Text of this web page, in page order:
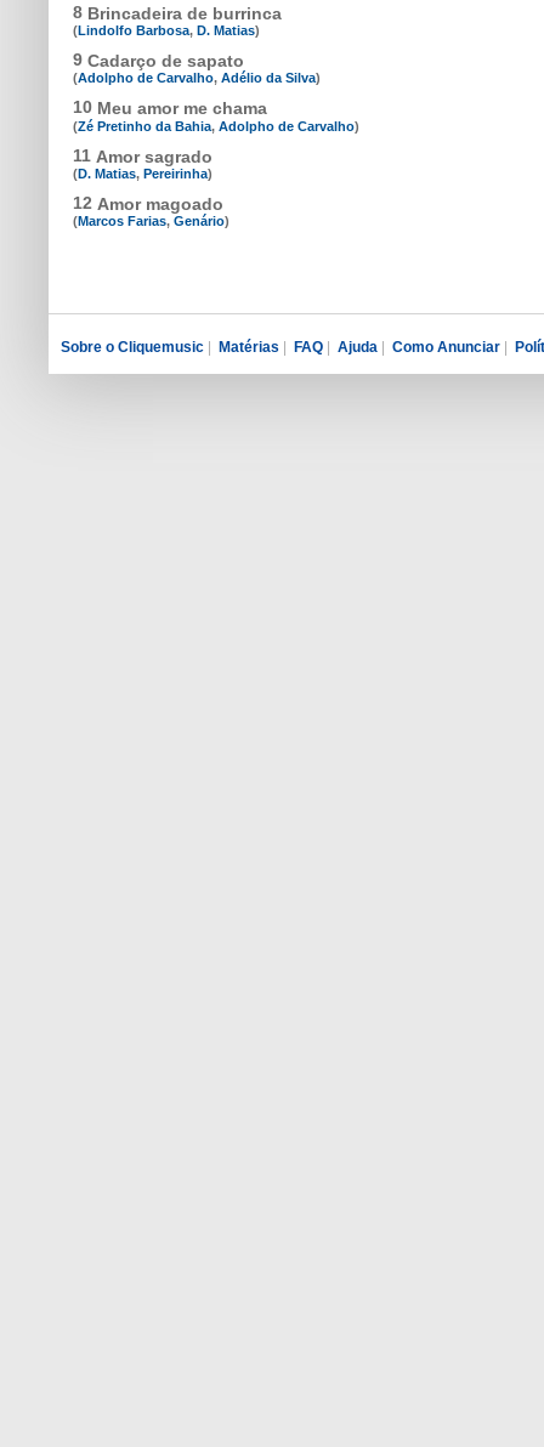
8 Brincadeira de burrinca
(Lindolfo Barbosa, D. Matias)
9 Cadarço de sapato
(Adolpho de Carvalho, Adélio da Silva)
10 Meu amor me chama
(Zé Pretinho da Bahia, Adolpho de Carvalho)
11 Amor sagrado
(D. Matias, Pereirinha)
12 Amor magoado
(Marcos Farias, Genário)
Sobre o Cliquemusic Matérias FAQ Ajuda Como Anunciar